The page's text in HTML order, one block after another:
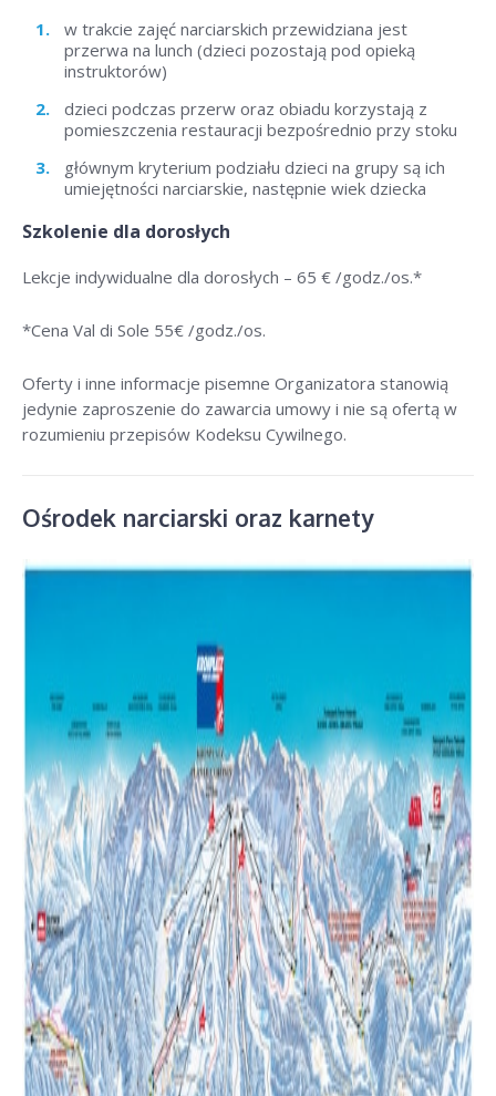
w trakcie zajęć narciarskich przewidziana jest
przerwa na lunch (dzieci pozostają pod opieką
instruktorów)
dzieci podczas przerw oraz obiadu korzystają z
pomieszczenia restauracji bezpośrednio przy stoku
głównym kryterium podziału dzieci na grupy są ich
umiejętności narciarskie, następnie wiek dziecka
Szkolenie dla dorosłych
Lekcje indywidualne dla dorosłych – 65 € /godz./os.*
*Cena Val di Sole 55€ /godz./os.
Oferty i inne informacje pisemne Organizatora stanowią
jedynie zaproszenie do zawarcia umowy i nie są ofertą w
rozumieniu przepisów Kodeksu Cywilnego.
Ośrodek narciarski oraz karnety